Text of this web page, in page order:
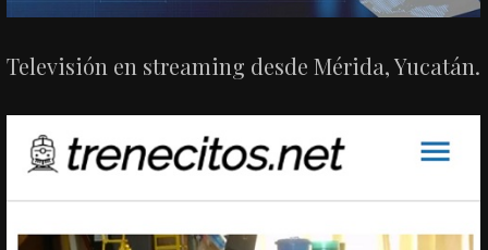
Televisión en streaming desde Mérida, Yucatán.